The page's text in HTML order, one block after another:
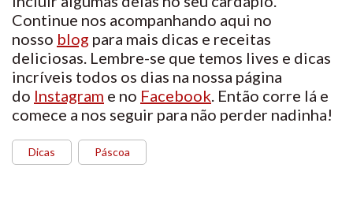
Continue nos acompanhando aqui no
nosso blog para mais dicas e receitas
deliciosas. Lembre-se que temos lives e dicas
incríveis todos os dias na nossa página
do Instagram e no Facebook. Então corre lá e
comece a nos seguir para não perder nadinha!
Dicas Páscoa